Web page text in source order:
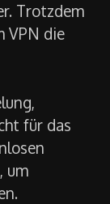
Trotzdem
VPN die
für das
um